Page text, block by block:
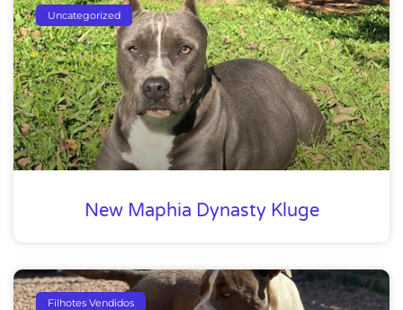
Uncategorized
New Maphia Dynasty Kluge
Filhotes Vendidos